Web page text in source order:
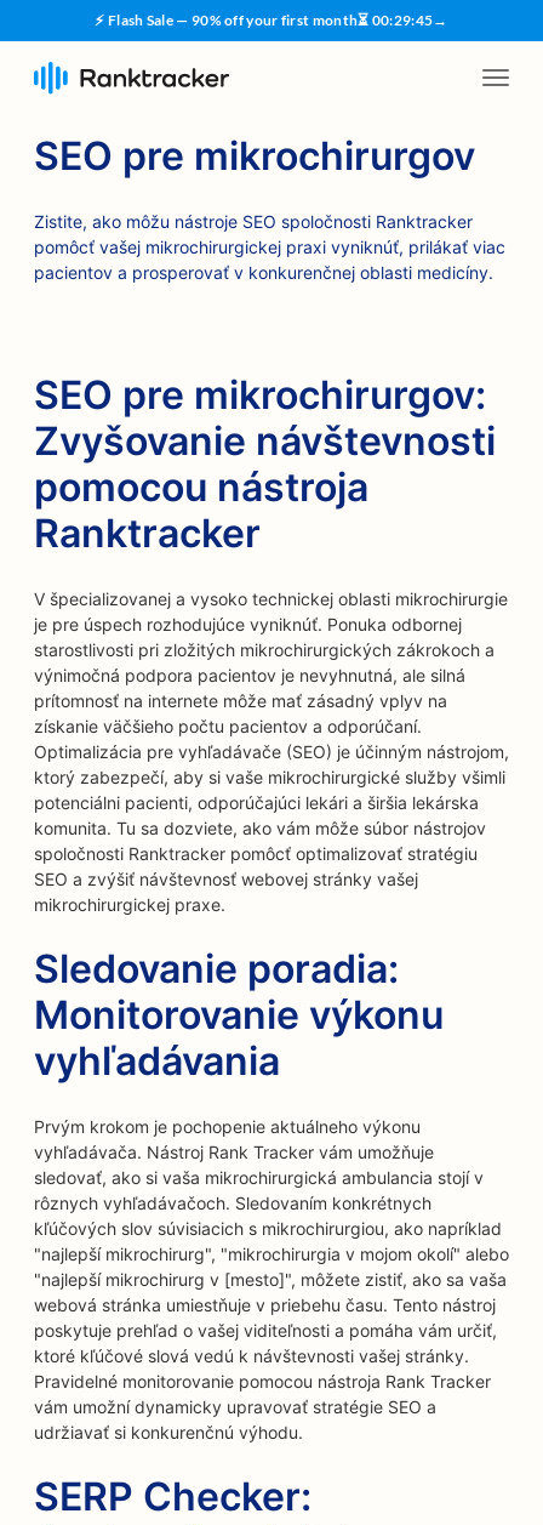
⚡ Flash Sale — 90% off your first month⏳ 00:29:45→
SEO pre mikrochirurgov
Zistite, ako môžu nástroje SEO spoločnosti Ranktracker
pomôcť vašej mikrochirurgickej praxi vyniknúť, prilákať viac
pacientov a prosperovať v konkurenčnej oblasti medicíny.
SEO pre mikrochirurgov:
Zvyšovanie návštevnosti
pomocou nástroja
Ranktracker
V špecializovanej a vysoko technickej oblasti mikrochirurgie
je pre úspech rozhodujúce vyniknúť. Ponuka odbornej
starostlivosti pri zložitých mikrochirurgických zákrokoch a
výnimočná podpora pacientov je nevyhnutná, ale silná
prítomnosť na internete môže mať zásadný vplyv na
získanie väčšieho počtu pacientov a odporúčaní.
Optimalizácia pre vyhľadávače (SEO) je účinným nástrojom,
ktorý zabezpečí, aby si vaše mikrochirurgické služby všimli
potenciálni pacienti, odporúčajúci lekári a širšia lekárska
komunita. Tu sa dozviete, ako vám môže súbor nástrojov
spoločnosti Ranktracker pomôcť optimalizovať stratégiu
SEO a zvýšiť návštevnosť webovej stránky vašej
mikrochirurgickej praxe.
Sledovanie poradia:
Monitorovanie výkonu
vyhľadávania
Prvým krokom je pochopenie aktuálneho výkonu
vyhľadávača. Nástroj Rank Tracker vám umožňuje
sledovať, ako si vaša mikrochirurgická ambulancia stojí v
rôznych vyhľadávačoch. Sledovaním konkrétnych
kľúčových slov súvisiacich s mikrochirurgiou, ako napríklad
"najlepší mikrochirurg", "mikrochirurgia v mojom okolí" alebo
"najlepší mikrochirurg v [mesto]", môžete zistiť, ako sa vaša
webová stránka umiestňuje v priebehu času. Tento nástroj
poskytuje prehľad o vašej viditeľnosti a pomáha vám určiť,
ktoré kľúčové slová vedú k návštevnosti vašej stránky.
Pravidelné monitorovanie pomocou nástroja Rank Tracker
vám umožní dynamicky upravovať stratégie SEO a
udržiavať si konkurenčnú výhodu.
SERP Checker: